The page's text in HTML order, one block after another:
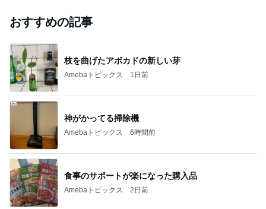
おすすめの記事
枝を曲げたアボカドの新しい芽
Amebaトピックス 1日前
神がかってる掃除機
Amebaトピックス 6時間前
食事のサポートが楽になった購入品
Amebaトピックス 2日前